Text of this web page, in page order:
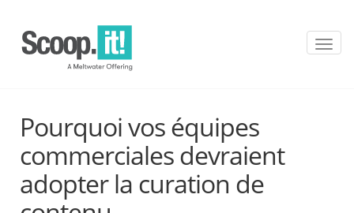
T
Pourquoi vos équipes
commerciales devraient
adopter la curation de